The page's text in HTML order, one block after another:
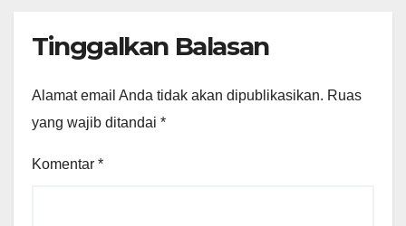
Tinggalkan Balasan
Alamat email Anda tidak akan dipublikasikan. Ruas
yang wajib ditandai *
Komentar *